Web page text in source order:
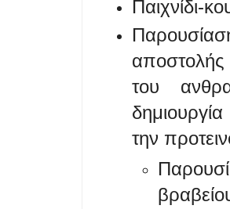
Παιχνίδι-
αποστολής
του
την